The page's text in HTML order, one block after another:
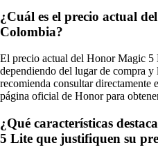
¿Cuál es el precio actual
Colombia?
El precio actual del Honor Magic
dependiendo del lugar de compra y
recomienda consultar directamente
página oficial de Honor para
¿Qué características
5 Lite que justifiquen su